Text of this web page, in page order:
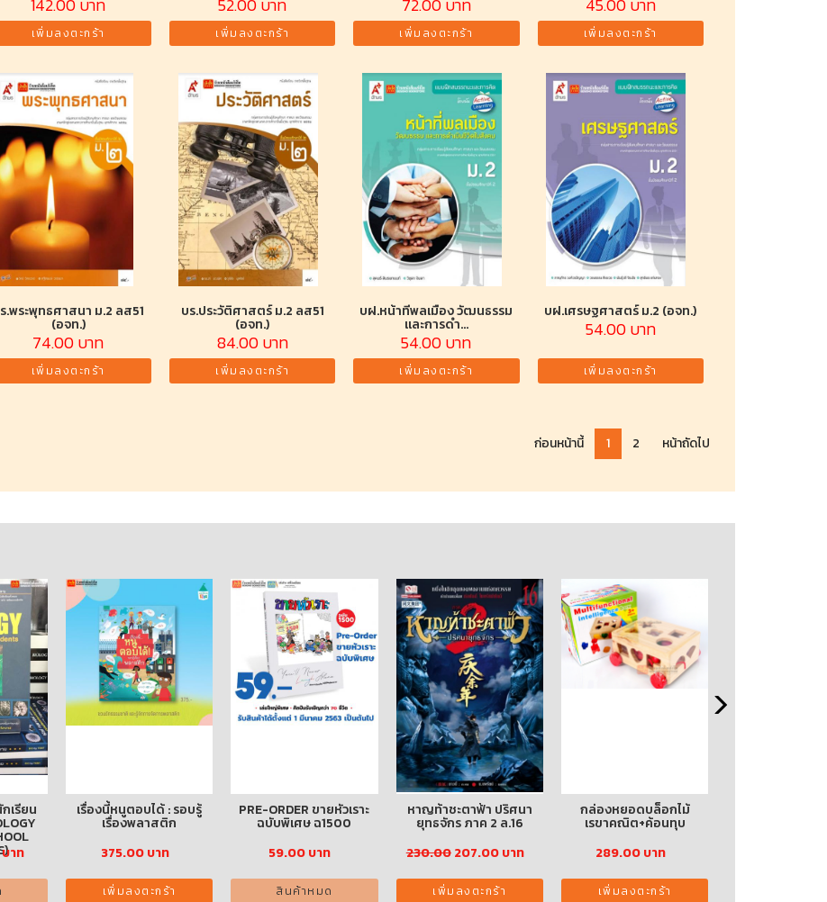
142.00 บาท
เพิ่มลงตะกร้า
52.00 บาท
เพิ่มลงตะกร้า
72.00 บาท
เพิ่มลงตะกร้า
45.00 บาท
เพิ่มลงตะกร้า
.พระพุทธศาสนา ม.2 ลส51
(อจท.)
74.00 บาท
เพิ่มลงตะกร้า
บร.ประวัติศาสตร์ ม.2 ลส51
(อจท.)
84.00 บาท
เพิ่มลงตะกร้า
บฝ.หน้าที่พลเมือง วัฒนธรรม
และการดำ...
54.00 บาท
เพิ่มลงตะกร้า
บฝ.เศรษฐศาสตร์ ม.2 (อจท.)
54.00 บาท
เพิ่มลงตะกร้า
ก่อนหน้านี้ 1 2 หน้าถัดไป
รอบรู้
ก
PRE-ORDER ขายหัวเราะ
ฉบับพิเศษ ฉ1500
59.00 บาท
สินค้าหมด
หาญท้าชะตาฟ้า ปริศนา
ยุทธจักร ภาค 2 ล.16
230.00207.00 บาท
เพิ่มลงตะกร้า
กล่องหยอดบล็อกไม้
เรขาคณิต+ค้อนทุบ
289.00 บาท
เพิ่มลงตะกร้า
หาญท้าชะตาฟ้า ปริศนา
ยุทธจักร ภาค 2 ล.17 (เล่ม
230.00207.00 บาท
เพิ่มลงตะกร้า